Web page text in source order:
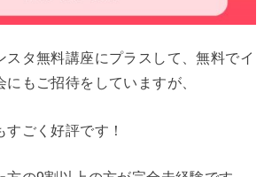
スタ無料講座にプラスして、無料でイ
にもご招待をしていますが、
ごく好評です！